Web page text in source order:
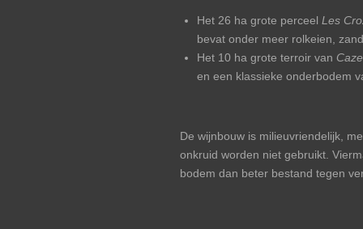
Het 26 ha grote perceel Les
bevat onder meer rolkeien,
Het 10 ha grote terroir van
en een klassieke onderbodem
De wijnbouw is milieuvriendelijk,
onkruid worden niet gebruikt.
bodem dan beter bestand tegen